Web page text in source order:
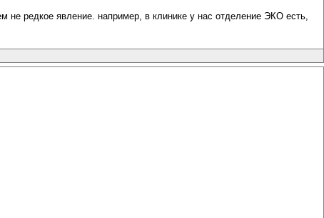
не редкое явление. например, в клинике у нас отделение ЭКО есть,